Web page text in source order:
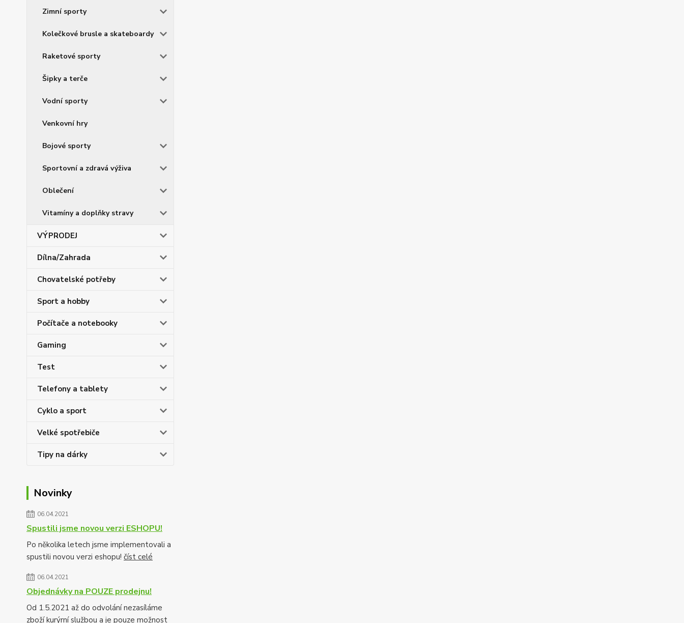
Zimní sporty
Kolečkové brusle a skateboardy
Raketové sporty
Šipky a terče
Vodní sporty
Venkovní hry
Bojové sporty
Sportovní a zdravá výživa
Oblečení
Vitamíny a doplňky stravy
VÝPRODEJ
Dílna/Zahrada
Chovatelské potřeby
Sport a hobby
Počítače a notebooky
Gaming
Test
Telefony a tablety
Cyklo a sport
Velké spotřebiče
Tipy na dárky
Novinky
06.04.2021
Spustili jsme novou verzi ESHOPU!
Po několika letech jsme implementovali a
spustili novou verzi eshopu! číst celé
06.04.2021
Objednávky na POUZE prodejnu!
Od 1.5.2021 až do odvolání nezasíláme
zboží kurýrní službou a je pouze možnost